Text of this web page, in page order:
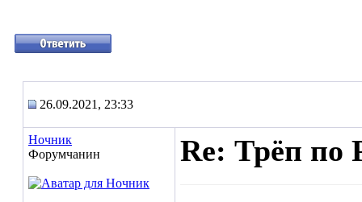
26.09.2021, 23:33
Ночник
Форумчанин
Re: Трёп по